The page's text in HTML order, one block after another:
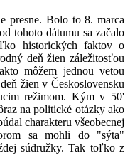
presne. Bolo to 8. marca
tohoto dátumu sa začalo
historických faktov o
deň žien záležitosťou
môžem jednou vetou
žien v Československu
režimom. Kým v 50'
na politické otázky ako
charakteru všeobecnej
sa mohli do "sýta"
súdružky. Tak toľko z